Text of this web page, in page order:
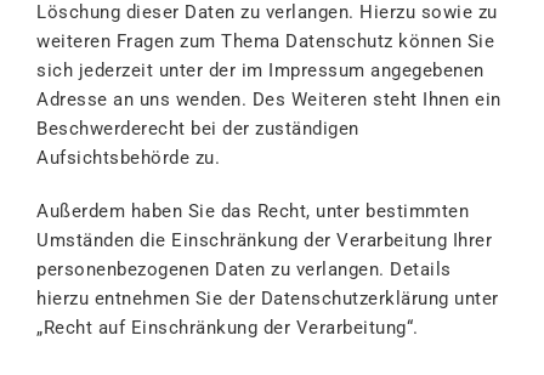
Löschung dieser Daten zu verlangen. Hierzu sowie zu
weiteren Fragen zum Thema Datenschutz können Sie
sich jederzeit unter der im Impressum angegebenen
Adresse an uns wenden. Des Weiteren steht Ihnen ein
Beschwerderecht bei der zuständigen
Aufsichtsbehörde zu.
Außerdem haben Sie das Recht, unter bestimmten
Umständen die Einschränkung der Verarbeitung Ihrer
personenbezogenen Daten zu verlangen. Details
hierzu entnehmen Sie der Datenschutzerklärung unter
„Recht auf Einschränkung der Verarbeitung“.